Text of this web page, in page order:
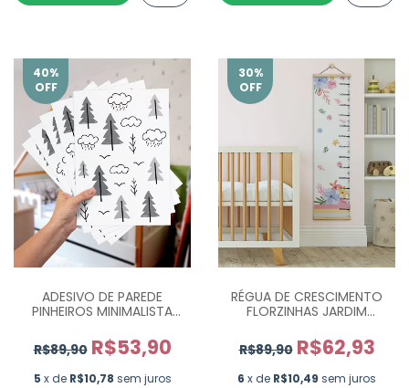
40%
OFF
ADESIVO DE PAREDE
PINHEIROS MINIMALISTA
R$89,90 R$53,90
5 x de R$10,78 sem juros
30%
OFF
RÉGUA DE CRESCIMENTO
FLORZINHAS JARDIM
R$89,90 R$62,93
6 x de R$10,49 sem juros